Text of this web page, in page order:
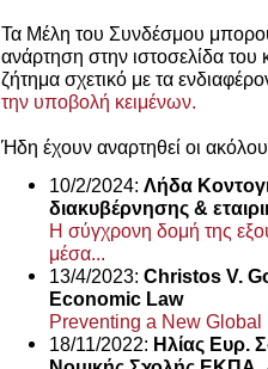
Τα Μέλη του Συνδέσμου
ανάρτηση στην ιστοσελίδα
ζήτημα σχετικό με τα
την υποβολή κειμένων.
Ήδη έχουν αναρτηθεί οι
10/2/2024: Λήδα
διακυβέρνησης &
Η σύγχρονη δομή της
μέσα...
13/4/2023: Christos V.
Economic Law
Preventing a New
18/11/2022: Ηλίας Ευρ.